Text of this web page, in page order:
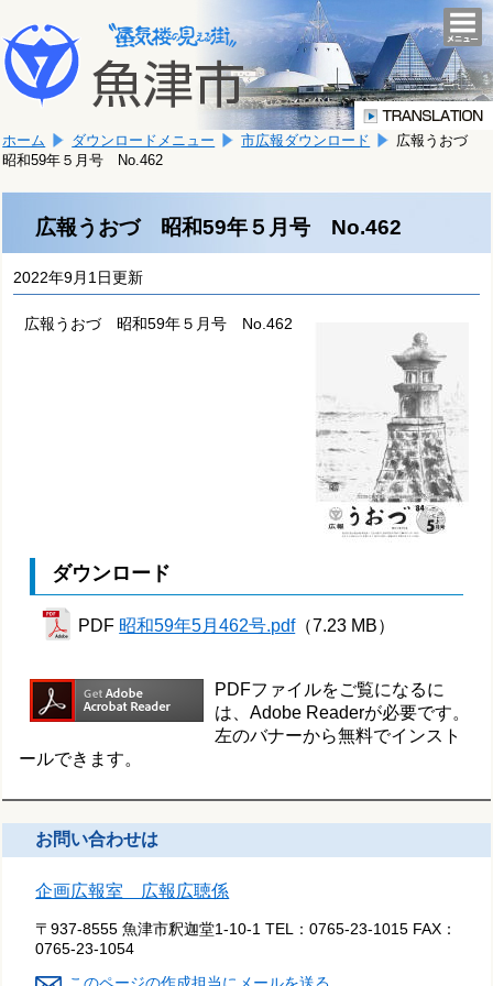
文
へ
移
ま
す。
こ
か
文
で
す。
ホーム ダウンロードメニュー 市広報ダウンロード
広報うおづ
昭和59年５月号 No.462
広報うおづ 昭和59年５月号 No.462
2022年9月1日更新
広報うおづ 昭和59年５月号 No.462
ダウンロード
PDF 昭和59年5月462号.pdf（7.23 MB）
PDFファイルをご覧になるに
は、Adobe Readerが必要です。
左のバナーから無料でインスト
ールできます。
お問い合わせは
企画広報室 広報広聴係
〒937-8555 魚津市釈迦堂1-10-1 TEL：0765-23-1015 FAX：
0765-23-1054